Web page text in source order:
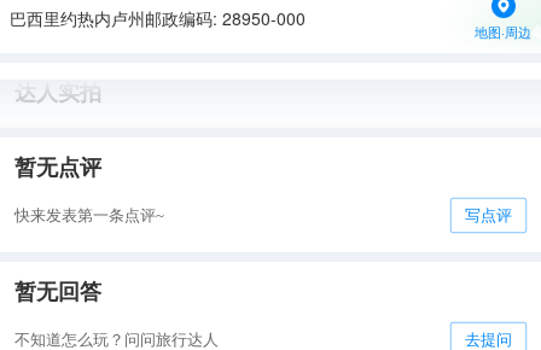
巴西里约热内卢州邮政编码: 28950-000
地图·周边
达人实拍
暂无点评
快来发表第一条点评~ 写点评
暂无回答
不知道怎么玩？问问旅行达人 去提问